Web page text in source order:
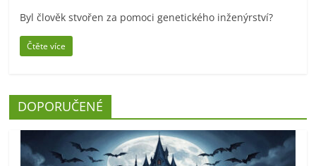
Byl člověk stvořen za pomoci genetického inženýrství?
Čtěte více
DOPORUČENÉ